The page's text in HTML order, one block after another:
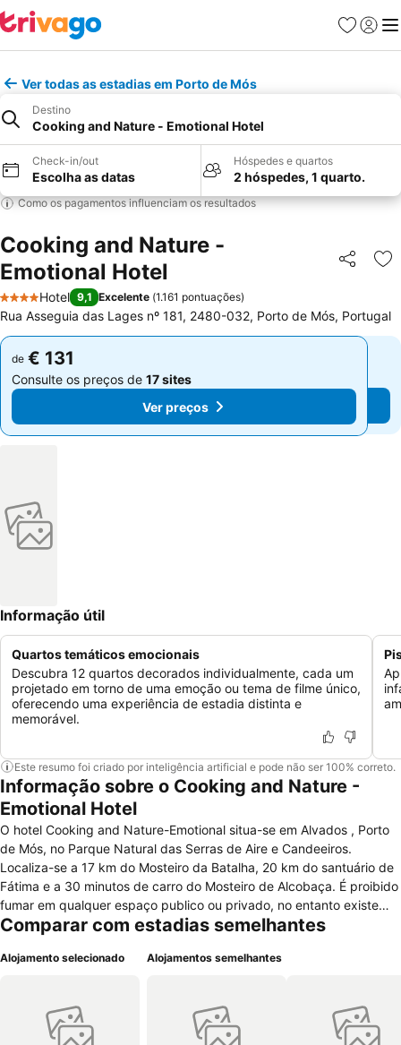
Favoritos
Iniciar
Ver todas as estadias em Porto de Mós
Destino
Cooking and Nature - Emotional Hotel
Check-in/out
Escolha as datas
Hóspedes e quartos
2 hóspedes, 1 quarto.
Como os pagamentos influenciam os resultados
Cooking and Nature -
Emotional Hotel
Partilhar
4 Estrelas
Hotel 9,1 Excelente (1.161 pontuações)
Rua Asseguia das Lages nº 181, 2480-032, Porto de Mós, Portugal
de € 131
Consulte os preços de 17 sites
Ver preços
de € 131
Consulte os preços de 17 sites
Ver preços
Informação útil
Quartos temáticos emocionais
Descubra 12 quartos decorados individualmente, cada um
projetado em torno de uma emoção ou tema de filme único,
oferecendo uma experiência de estadia distinta e
memorável.
Este resumo foi criado por inteligência artificial e pode não ser 100% correto.
Informação sobre o Cooking and Nature -
Emotional Hotel
O hotel Cooking and Nature-Emotional situa-se em Alvados , Porto
de Mós, no Parque Natural das Serras de Aire e Candeeiros.
Localiza-se a 17 km do Mosteiro da Batalha, 20 km do santuário de
Fátima e a 30 minutos de carro do Mosteiro de Alcobaça. É proibido
fumar em qualquer espaço publico ou privado, no entanto existe
uma área especifica para fumar. O hotel possui elevador,
bagagem, serviço de quartos, lavandaria, fax/fotocopiadora,
disponível em todo o hotel e no exterior jardim e piscina. Os clientes
podem usufruir de massagens, banho vapor/turco, piscina interiror,
Comparar com estadias semelhantes
Alojamento selecionado Alojamentos semelhantes